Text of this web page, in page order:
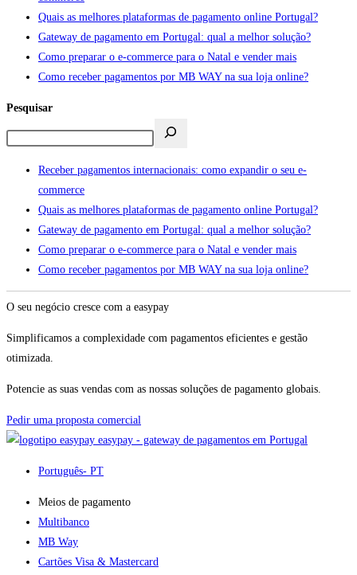
Quais as melhores plataformas de pagamento online Portugal?
Gateway de pagamento em Portugal: qual a melhor solução?
Como preparar o e-commerce para o Natal e vender mais
Como receber pagamentos por MB WAY na sua loja online?
Pesquisar
Receber pagamentos internacionais: como expandir o seu e-
commerce
Quais as melhores plataformas de pagamento online Portugal?
Gateway de pagamento em Portugal: qual a melhor solução?
Como preparar o e-commerce para o Natal e vender mais
Como receber pagamentos por MB WAY na sua loja online?
O seu negócio cresce com a easypay
Simplificamos a complexidade com pagamentos eficientes e gestão
otimizada.
Potencie as suas vendas com as nossas soluções de pagamento globais.
Pedir uma proposta comercial
easypay - gateway de pagamentos em Portugal
Português- PT
Meios de pagamento
Multibanco
MB Way
Cartões Visa & Mastercard